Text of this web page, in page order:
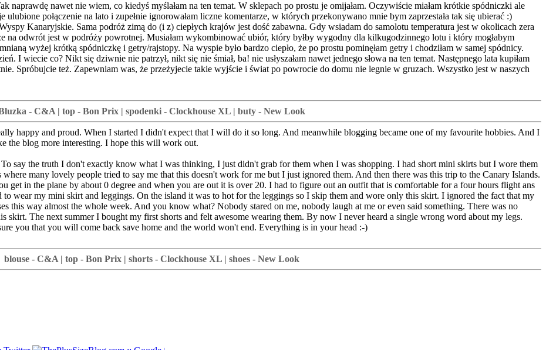
naprawdę nawet nie wiem, co kiedyś myślałam na ten temat. W sklepach po prostu je omijałam. Oczywiście miałam krótkie spódniczki ale
ulubione połączenie na lato i zupełnie ignorowałam liczne komentarze, w których przekonywano mnie bym zaprzestała tak się ubierać :)
Kanaryjskie. Sama podróż zimą do (i z) ciepłych krajów jest dość zabawna. Gdy wsiadam do samolotu temperatura jest w okolicach zera
na odwrót jest w podróży powrotnej. Musiałam wykombinować ubiór, który byłby wygodny dla kilkugodzinnego lotu i który mogłabym
wyżej krótką spódniczkę i getry/rajstopy. Na wyspie było bardzo ciepło, że po prostu pominęłam getry i chodziłam w samej spódnicy.
I wiecie co? Nikt się dziwnie nie patrzył, nikt się nie śmiał, ba! nie usłyszałam nawet jednego słowa na ten temat. Następnego lata kupiłam
Spróbujcie też. Zapewniam was, że przeżyjecie takie wyjście i świat po powrocie do domu nie legnie w gruzach. Wszystko jest w naszych
- C&A | top - Bon Prix | spodenki - Clockhouse XL | buty - New Look
happy and proud. When I started I didn't expect that I will do it so long. And meanwhile blogging became one of my favourite hobbies. And I
the blog more interesting. I hope this will work out.
say the truth I don't exactly know what I was thinking, I just didn't grab for them when I was shopping. I had short mini skirts but I wore them
many lovely people tried to say me that this doesn't work for me but I just ignored them. And then there was this trip to the Canary Islands.
get in the plane by about 0 degree and when you are out it is over 20. I had to figure out an outfit that is comfortable for a four hours flight ans
wear my mini skirt and leggings. On the island it was to hot for the leggings so I skip them and wore only this skirt. I ignored the fact that my
this way almost the whole week. And you know what? Nobody stared on me, nobody laugh at me or even said something. There was no
skirt. The next summer I bought my first shorts and felt awesome wearing them. By now I never heard a single wrong word about my legs.
you that you will come back save home and the world won't end. Everything is in your head :-)
blouse - C&A | top - Bon Prix | shorts - Clockhouse XL | shoes - New Look